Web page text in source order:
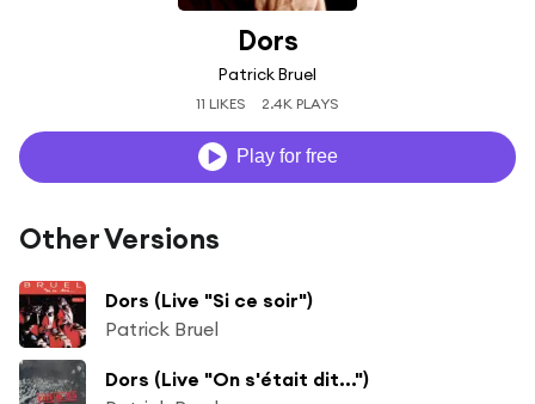
Dors
Patrick Bruel
11 LIKES 2.4K PLAYS
Play for free
Other Versions
Dors (Live "Si ce soir")
Patrick Bruel
Dors (Live "On s'était dit...")